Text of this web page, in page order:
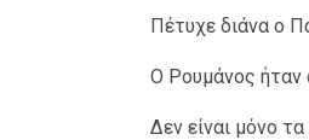
Πέτυχε διάνα ο
Ο Ρουμάνος ήταν
Δεν είναι μόνο